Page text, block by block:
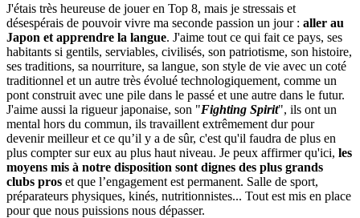
J'étais très heureuse de jouer en Top 8, mais je stressais et
désespérais de pouvoir vivre ma seconde passion un jour : aller au
Japon et apprendre la langue. J'aime tout ce qui fait ce pays, ses
habitants si gentils, serviables, civilisés, son patriotisme, son histoire,
ses traditions, sa nourriture, sa langue, son style de vie avec un coté
traditionnel et un autre très évolué technologiquement, comme un
pont construit avec une pile dans le passé et une autre dans le futur.
J'aime aussi la rigueur japonaise, son "Fighting Spirit", ils ont un
mental hors du commun, ils travaillent extrêmement dur pour
devenir meilleur et ce qu’il y a de sûr, c'est qu'il faudra de plus en
plus compter sur eux au plus haut niveau. Je peux affirmer qu'ici, les
moyens mis à notre disposition sont dignes des plus grands
clubs pros et que l’engagement est permanent. Salle de sport,
préparateurs physiques, kinés, nutritionnistes... Tout est mis en place
pour que nous puissions nous dépasser.